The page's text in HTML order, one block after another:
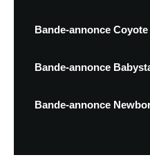
Bande-annonce Coyote
Bande-annonce
Bande-annonce